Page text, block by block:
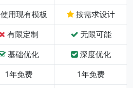
使用现有模板
按需求设计
有限定制
无限可能
基础优化
深度优化
1年免费 1年免费